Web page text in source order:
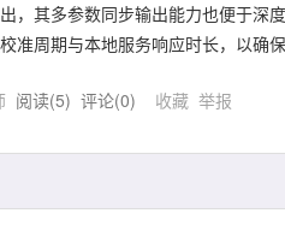
，其多参数同步输出能力也便于深
准周期与本地服务响应时长，以确
阅读(5) 评论(0) 收藏 举报